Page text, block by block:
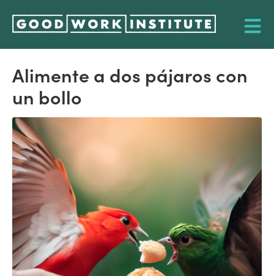
Alimente a dos pájaros con
un bollo